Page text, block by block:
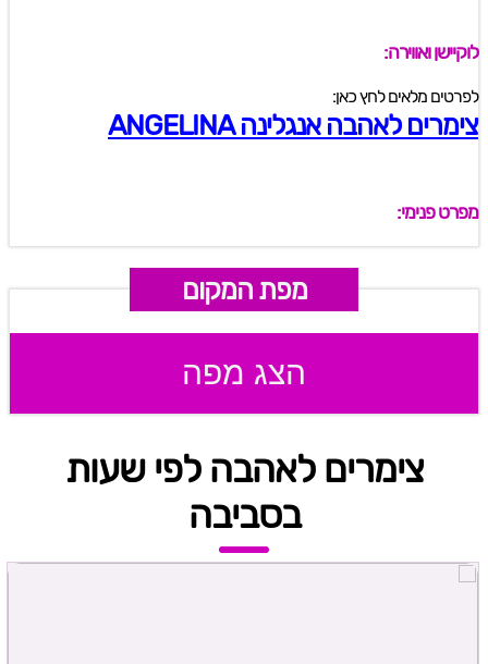
לוקיישן ואווירה:
לפרטים מלאים לחץ כאן:
צימרים לאהבה אנגלינה ANGELINA
מפרט פנימי:
מפת המקום
הצג מפה
צימרים לאהבה לפי שעות
בסביבה